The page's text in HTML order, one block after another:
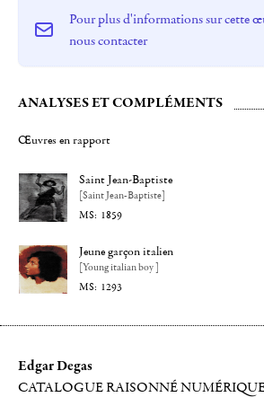
Pour plus d'informations sur cette
nous contacter
ANALYSES ET COMPLÉMENTS
Œuvres en rapport
Saint Jean-Baptiste
[Saint Jean-Baptiste]
1859
Jeune garçon italien
[Young italian boy ]
1293
Edgar Degas
CATALOGUE RAISONNÉ